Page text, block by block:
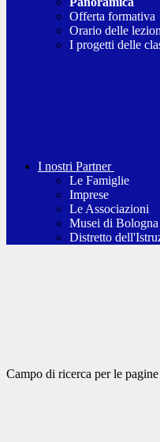
Offerta formativa
Orario delle
I progetti delle
I nostri Partner
Le Famiglie
Imprese
Le Associazioni
Musei di
Distretto
Campo di ricerca per le